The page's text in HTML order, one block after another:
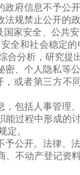
府信息不予公开
规禁止公开的
家安全、公共
全和社会稳定
分析，研究提
、个人隐私等
或者第三方不
包括人事管理
能过程中形成的
定。
公开。法律、
不动产登记资